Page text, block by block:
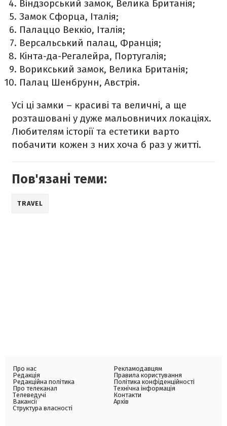
Віндзорський замок, Велика Британія;
Замок Сфорца, Італія;
Палаццо Веккіо, Італія;
Версальський палац, Франція;
Кінта-да-Регалейра, Португалія;
Ворикський замок, Велика Британія;
Палац Шенбрунн, Австрія.
Усі ці замки – красиві та величні, а ще
розташовані у дуже мальовничих локаціях.
Любителям історії та естетики варто
побачити кожен з них хоча б раз у житті.
Пов'язані теми:
TRAVEL
Про нас
Редакція
Редакційна політика
Про телеканал
Телеведучі
Вакансії
Структура власності
Рекламодавцям
Правила користування
Політика конфіденційності
Технічна інформація
Контакти
Архів